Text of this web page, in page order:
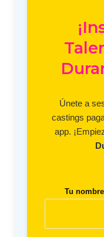
Únete a
castings
app.
Tu